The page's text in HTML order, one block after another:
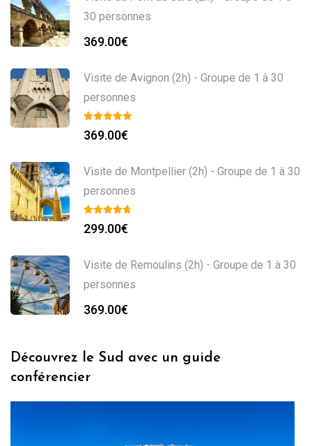
30 personnes
369.00€
Visite de Avignon (2h) - Groupe de 1 à 30
personnes
369.00€
Visite de Montpellier (2h) - Groupe de 1 à 30
personnes
299.00€
Visite de Remoulins (2h) - Groupe de 1 à 30
personnes
369.00€
Découvrez le Sud avec un guide
conférencier